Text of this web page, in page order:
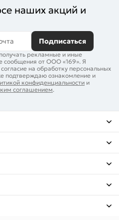
наших акций и
Подписаться
рекламные и иные
сообщения от ООО «169». Я
на обработку персональных
подтверждаю ознакомление и
конфиденциальности и
соглашением.